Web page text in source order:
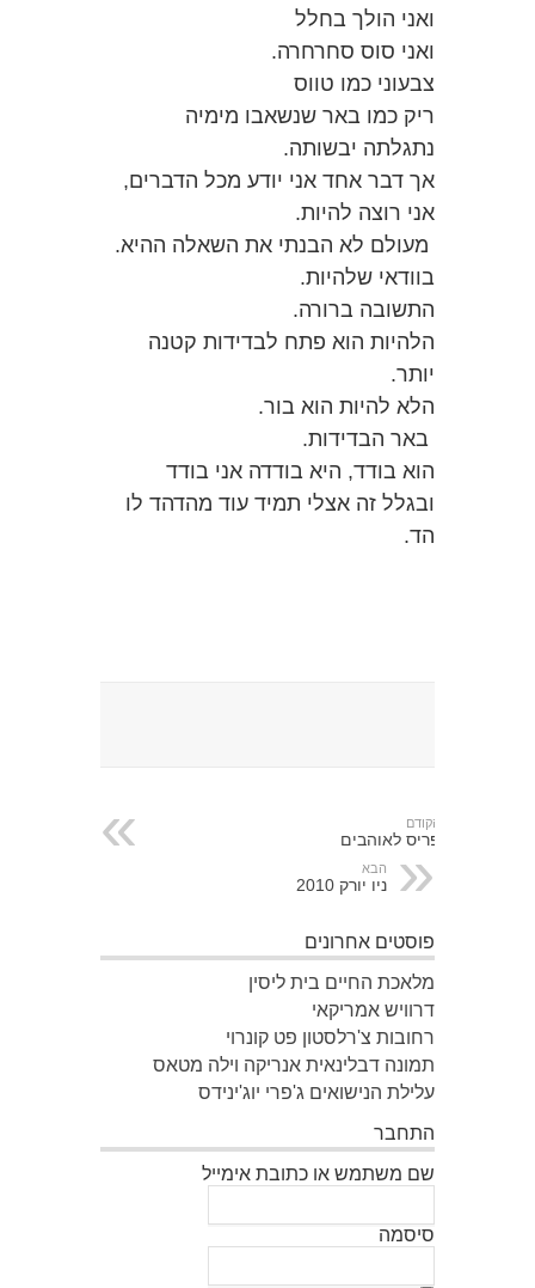
ואני הולך בחלל
ואני סוס סחרחרה.
צבעוני כמו טווס
ריק כמו באר שנשאבו מימיה
נתגלתה יבשותה.
אך דבר אחד אני יודע מכל הדברים,
אני רוצה להיות.
מעולם לא הבנתי את השאלה ההיא.
בוודאי שלהיות.
התשובה ברורה.
הלהיות הוא פתח לבדידות קטנה
יותר.
הלא להיות הוא בור.
באר הבדידות.
הוא בודד, היא בודדה אני בודד
ובגלל זה אצלי תמיד עוד מהדהד לו
הד.
הקודם
פריס לאוהבים
הבא
ניו יורק 2010
פוסטים אחרונים
מלאכת החיים בית ליסין
דרוויש אמריקאי
רחובות צ'רלסטון פט קונרוי
תמונה דבלינאית אנריקה וילה מטאס
עלילת הנישואים ג'פרי יוג'ינידס
התחבר
שם משתמש או כתובת אימייל
סיסמה